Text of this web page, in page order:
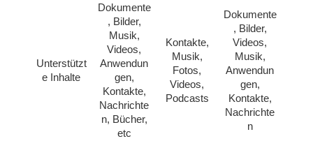
Unterstützt
e Inhalte
Dokumente
, Bilder,
Musik,
Videos,
Anwendun
gen,
Kontakte,
Nachrichte
n, Bücher,
etc
Kontakte,
Musik,
Fotos,
Videos,
Podcasts
Dokumente
, Bilder,
Videos,
Musik,
Anwendun
gen,
Kontakte,
Nachrichte
n